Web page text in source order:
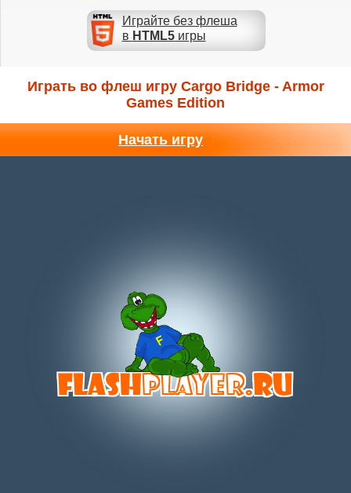
Играйте без флеша
в HTML5игры
Играть во флеш игру Cargo Bridge - Armor
Games Edition
Начать игру